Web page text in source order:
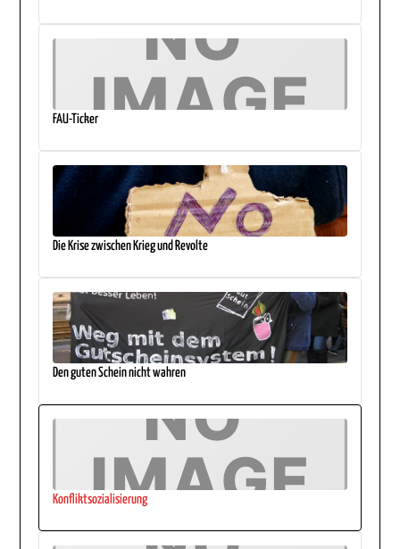
FAU-Ticker
Die Krise zwischen Krieg und Revolte
Den guten Schein nicht wahren
Konfliktsozialisierung